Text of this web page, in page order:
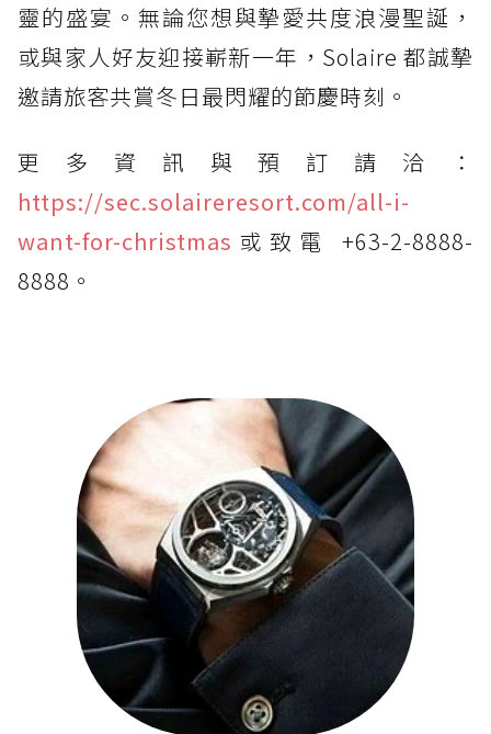
靈的盛宴。無論您想與摯愛共度浪漫聖誕，
或與家人好友迎接嶄新一年，Solaire 都誠摯
邀請旅客共賞冬日最閃耀的節慶時刻。
更多資訊與預訂請洽：
https://sec.solaireresort.com/all-i-
want-for-christmas 或致電 +63-2-8888-
8888。